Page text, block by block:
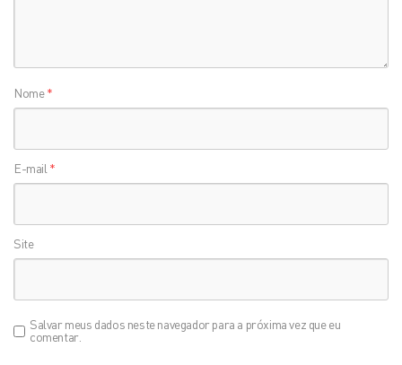
Nome*
E-mail *
Site
Salvar meus dados neste navegador para a próxima vez que eu
comentar.